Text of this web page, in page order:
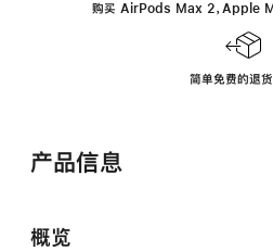
购买 AirPods Max 2，Apple
简单免费的退
产品信息
概览